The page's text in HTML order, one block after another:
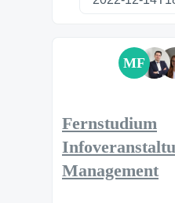
MF
Fernstudium
Management